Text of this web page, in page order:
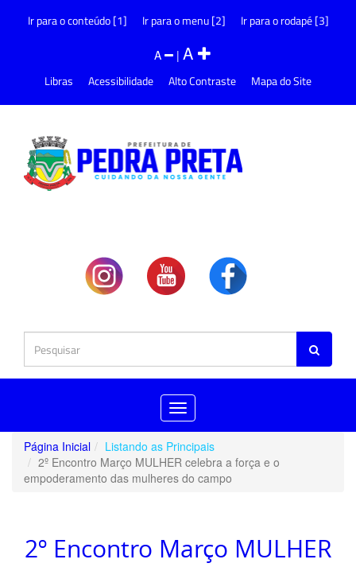
Ir para o conteúdo [1] Ir para o menu [2] Ir para o rodapé [3]
A |A
Libras Acessibilidade Alto Contraste Mapa do Site
Toggle
navigation
Página Inicial
Listando as Principais
2º Encontro Março MULHER celebra a força e o
empoderamento das mulheres do campo
2º Encontro Março MULHER